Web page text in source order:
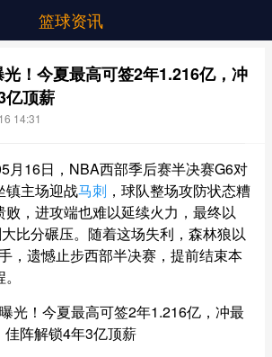
篮球资讯
！今夏最高可签2年1.216亿，冲
亿顶薪
14:31
月16日，NBA西部季后赛半决赛G6对
镇主场迎战马刺 ，球队整场攻防状态糟
，进攻端也难以延续火力，最终以
比分碾压。随着这场失利，森林狼以
，遗憾止步西部半决赛，提前结束本